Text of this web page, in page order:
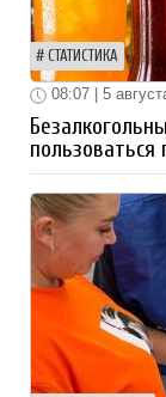
СТАТИСТИКА
08:07 | 5
пользоваться